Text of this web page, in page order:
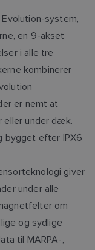
system,
en 9-akset
i alle tre
kombinerer
er nemt at
eller under dæk.
bygget efter IPX6
giver
under alle
om
og sydlige
til MARPA-,